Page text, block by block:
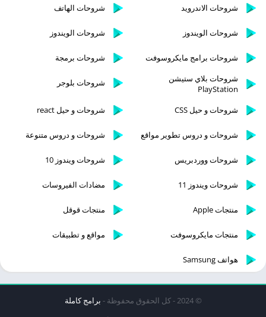
شروحات الاندرويد شروحات الهاتف
شروحات الويندوز شروحات الويندوز
شروحات برامج مايكروسوفت
شروحات برمجة
شروحات بلاي ستيشن
PlayStation
شروحات بلوجر
شروحات و حيل CSS شروحات و حيل react
شروحات و دروس تطوير مواقع شروحات و دروس متنوعة
شروحات ووردبريس شروحات ويندوز 10
شروحات ويندوز 11 مضادات الفيروسات
منتجات Apple منتجات قوقل
منتجات مايكروسوفت مواقع و تطبيقات
هواتف Samsung
© 2024 - كل الحقوق محفوظة - برامج كاملة